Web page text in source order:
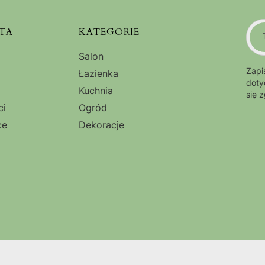
KATEGORIE
Salon
Łazienka
Kuchnia
Ogród
Dekoracje
się